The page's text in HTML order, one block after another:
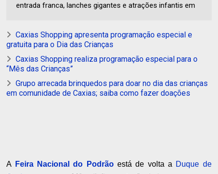
entrada franca, lanches gigantes e atrações infantis em
Caxias Shopping apresenta programação especial e
gratuita para o Dia das Crianças
Caxias Shopping realiza programação especial para o
“Mês das Crianças”
Grupo arrecada brinquedos para doar no dia das crianças
em comunidade de Caxias; saiba como fazer doações
A Feira Nacional do Podrãoestá de volta a Duque de